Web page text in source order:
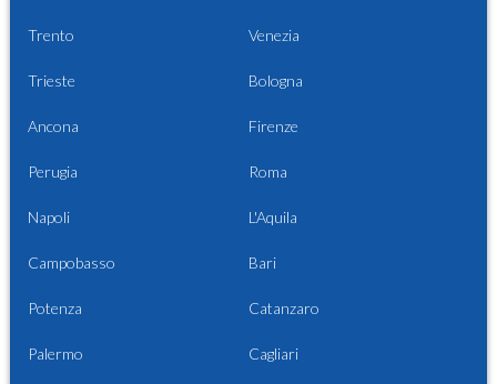
Trento Venezia
Trieste Bologna
Ancona Firenze
Perugia Roma
Napoli L'Aquila
Campobasso Bari
Potenza Catanzaro
Palermo Cagliari